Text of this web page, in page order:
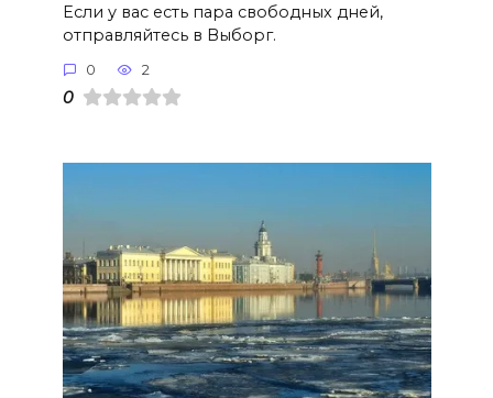
Если у вас есть пара свободных дней,
отправляйтесь в Выборг.
0 2
0